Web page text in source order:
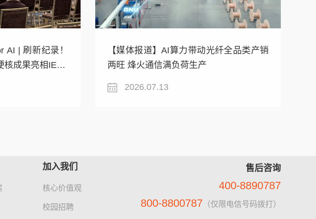
AI | 刷新纪录！
成果亮相IEEE
【媒体报道】AI算力带动光纤全品类产销
两旺 烽火通信满负荷生产
2026.07.13
加入我们
核心价值观
校园招聘
售后咨询
400-8890787
800-8800787 （仅限电信号码拨打）